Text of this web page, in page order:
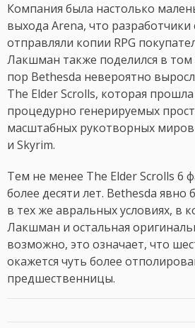
Компания была настолько
выхода Arena, что
отправляли копии RPG
Лакшман также поделился в
пор Bethesda невероятно
The Elder Scrolls, которая
процедурно генерируемых
масштабных рукотворных
и Skyrim.
Тем не менее The Elder Scrolls 6
более десяти лет. Bethesda явно
в тех же авральных условиях, в
Лакшман и остальная
возможно, это означает, что
окажется чуть более
предшественницы.